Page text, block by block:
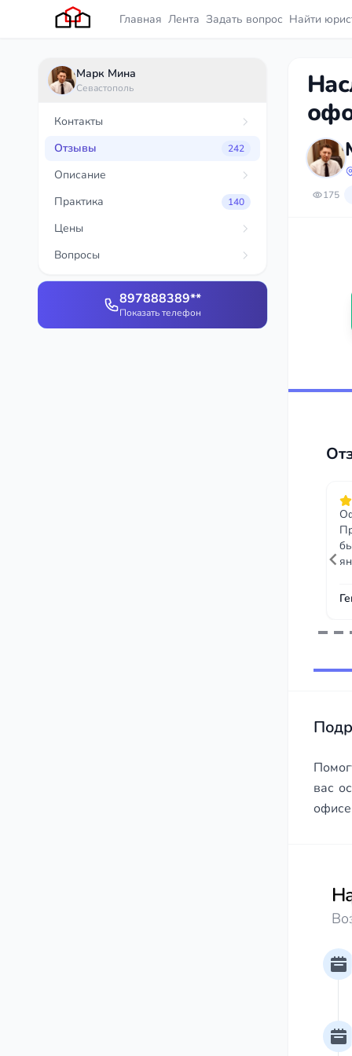
Главная Лента Задать вопрос Найти
Марк Мина
Севастополь
Контакты
Отзывы
242
Описание
Практика
140
Цены
Вопросы
897888389**
Показать телефон
175
1
вас